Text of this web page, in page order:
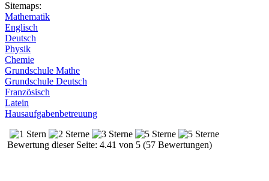
Sitemaps:
Mathematik
Englisch
Deutsch
Physik
Chemie
Grundschule Mathe
Grundschule Deutsch
Französisch
Latein
Hausaufgabenbetreuung
Bewertung dieser Seite: 4.41 von 5 (57 Bewertungen)